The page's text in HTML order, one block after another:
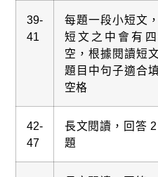
39-
41
每題一段小短文
短文之中會有
空，根據閱讀短
題目中句子適合
空格
42-
47
長文閱讀，回答 2
題